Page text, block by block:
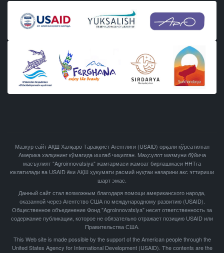
Мазкур сайт АҚШ Халқаро Тараққиёт Агентлиги (USAID) орқали кўрсатилган
Америка халқининг кўмагида ишлаб чиқилган. Маҳсулот мазмуни бўйича
масъулият "Agroinnovatsiya" жамғармаси жамоат бирлашмаси ННТга
юклатилади ва USAID ёки АҚШ ҳукумати расмий нуқтаи назарини акс эттириши
шарт эмас.
Данный сайт стал возможным благодаря помощи американского народа,
оказанной через Агентство США по международному развитию (USAID).
Общественное объединение Фонд "Agroinnovatsiya" несет ответственность за
содержание публикации, которое не обязательно отражает позицию USAID или
Правительства США.
This Web site is made possible by the support of the American people through the
United States Agency for International Development (USAID). The contents are the